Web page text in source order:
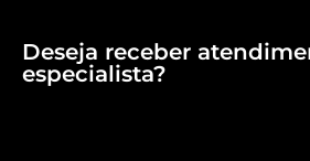
Deseja receber
especialista?